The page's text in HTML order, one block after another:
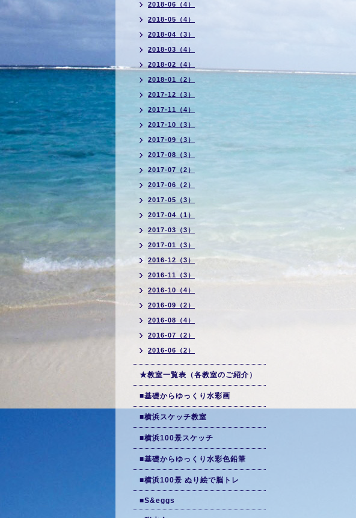
2018-06（4）
2018-05（4）
2018-04（3）
2018-03（4）
2018-02（4）
2018-01（2）
2017-12（3）
2017-11（4）
2017-10（3）
2017-09（3）
2017-08（3）
2017-07（2）
2017-06（2）
2017-05（3）
2017-04（1）
2017-03（3）
2017-01（3）
2016-12（3）
2016-11（3）
2016-10（4）
2016-09（2）
2016-08（4）
2016-07（2）
2016-06（2）
★教室一覧表（各教室のご紹介）
■基礎からゆっくり水彩画
■横浜スケッチ教室
■横浜100景スケッチ
■基礎からゆっくり水彩色鉛筆
■横浜100景 ぬり絵で脳トレ
■S&eggs